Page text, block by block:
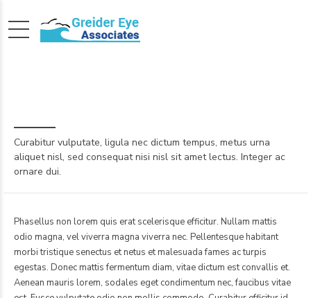
Curabitur vulputate, ligula nec dictum tempus, metus urna
aliquet nisl, sed consequat nisi nisl sit amet lectus. Integer ac
ornare dui.
Phasellus non lorem quis erat scelerisque efficitur. Nullam mattis
odio magna, vel viverra magna viverra nec. Pellentesque habitant
morbi tristique senectus et netus et malesuada fames ac turpis
egestas. Donec mattis fermentum diam, vitae dictum est convallis et.
Aenean mauris lorem, sodales eget condimentum nec, faucibus vitae